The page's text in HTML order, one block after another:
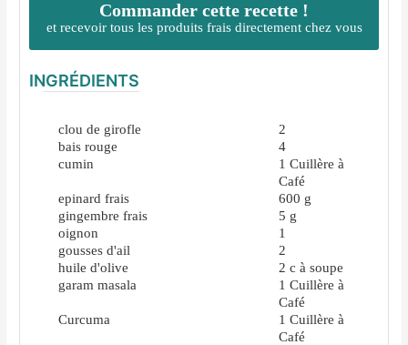
Commander cette recette !
et recevoir tous les produits frais directement chez vous
INGRÉDIENTS
clou de girofle
2
bais rouge
4
cumin
1 Cuillère à
Café
epinard frais
600 g
gingembre frais
5 g
oignon
1
gousses d'ail
2
huile d'olive
2 c à soupe
garam masala
1 Cuillère à
Café
Curcuma
1 Cuillère à
Café